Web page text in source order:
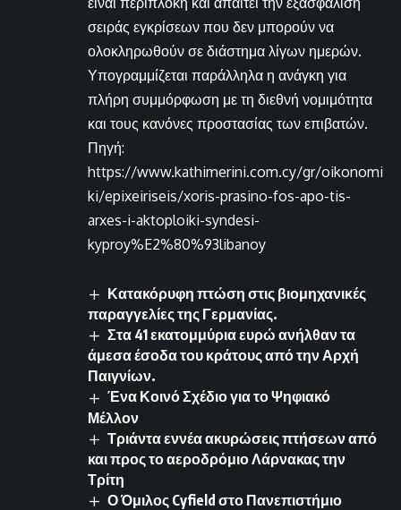
σειράς εγκρίσεων που δεν μπορούν να
ολοκληρωθούν σε διάστημα λίγων ημερών.
Υπογραμμίζεται παράλληλα η ανάγκη για
πλήρη συμμόρφωση με τη διεθνή νομιμότητα
και τους κανόνες προστασίας των επιβατών.
Πηγή:
https://www.kathimerini.com.cy/gr/oikonomi
ki/epixeiriseis/xoris-prasino-fos-apo-tis-
arxes-i-aktoploiki-syndesi-
kyproy%E2%80%93libanoy
Κατακόρυφη πτώση στις βιομηχανικές
παραγγελίες της Γερμανίας.
Στα 41 εκατομμύρια ευρώ ανήλθαν τα
άμεσα έσοδα του κράτους από την Αρχή
Παιγνίων.
Ένα Κοινό Σχέδιο για το Ψηφιακό
Μέλλον
Τριάντα εννέα ακυρώσεις πτήσεων από
και προς το αεροδρόμιο Λάρνακας την
Τρίτη
Ο Όμιλος Cyfield στο Πανεπιστήμιο